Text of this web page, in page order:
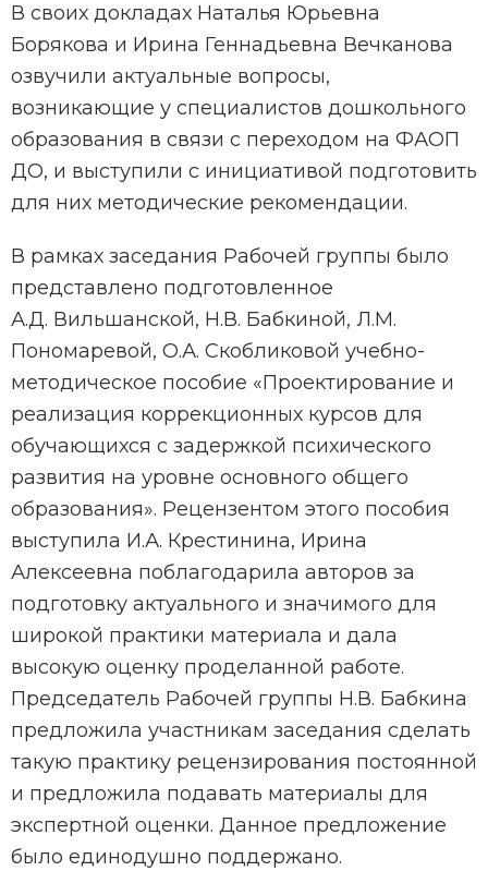
В своих докладах Наталья Юрьевна
Борякова и Ирина Геннадьевна Вечканова
озвучили актуальные вопросы,
возникающие у специалистов дошкольного
образования в связи с переходом на ФАОП
ДО, и выступили с инициативой подготовить
для них методические рекомендации.
В рамках заседания Рабочей группы было
представлено подготовленное
А.Д. Вильшанской, Н.В. Бабкиной, Л.М.
Пономаревой, О.А. Скобликовой учебно-
методическое пособие «Проектирование и
реализация коррекционных курсов для
обучающихся с задержкой психического
развития на уровне основного общего
образования». Рецензентом этого пособия
выступила И.А. Крестинина, Ирина
Алексеевна поблагодарила авторов за
подготовку актуального и значимого для
широкой практики материала и дала
высокую оценку проделанной работе.
Председатель Рабочей группы Н.В. Бабкина
предложила участникам заседания сделать
такую практику рецензирования постоянной
и предложила подавать материалы для
экспертной оценки. Данное предложение
было единодушно поддержано.